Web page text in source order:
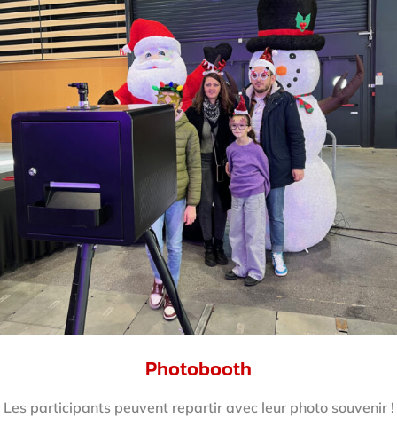
Photobooth
Les participants peuvent repartir avec leur photo souvenir !